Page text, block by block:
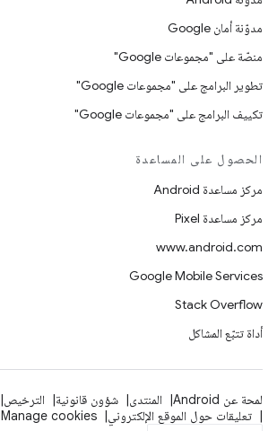
مدوّنة أمان Google
منصّة على "مجموعات Google"
تطوير البرامج على "مجموعات Google"
تكييف البرامج على "مجموعات Google"
الحصول على المساعدة
مركز مساعدة Android
مركز مساعدة Pixel
www.android.com
Google Mobile Services
Stack Overflow
أداة تتبّع المشاكل
لمحة عن Android المنتدى شؤون قانونية الترخيص
تعليقات حول الموقع الإلكتروني
Manage cookies